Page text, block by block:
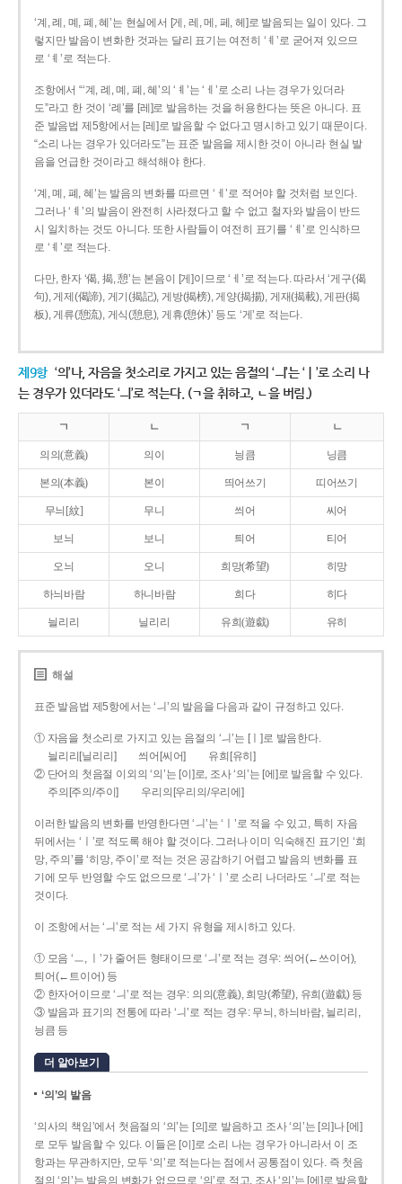
‘계, 례, 몌, 폐, 혜’는 현실에서 [게, 레, 메, 페, 헤]로 발음되는 일이 있다. 그
렇지만 발음이 변화한 것과는 달리 표기는 여전히 ‘ㅖ’로 굳어져 있으므
로 ‘ㅖ’로 적는다.
조항에서 “‘계, 례, 몌, 폐, 혜’의 ‘ㅖ’는 ‘ㅔ’로 소리 나는 경우가 있더라
도”라고 한 것이 ‘례’를 [레]로 발음하는 것을 허용한다는 뜻은 아니다. 표
준 발음법 제5항에서는 [레]로 발음할 수 없다고 명시하고 있기 때문이다.
“소리 나는 경우가 있더라도”는 표준 발음을 제시한 것이 아니라 현실 발
음을 언급한 것이라고 해석해야 한다.
‘계, 몌, 폐, 혜’는 발음의 변화를 따르면 ‘ㅔ’로 적어야 할 것처럼 보인다.
그러나 ‘ㅖ’의 발음이 완전히 사라졌다고 할 수 없고 철자와 발음이 반드
시 일치하는 것도 아니다. 또한 사람들이 여전히 표기를 ‘ㅖ’로 인식하므
로 ‘ㅖ’로 적는다.
다만, 한자 ‘偈, 揭, 憩’는 본음이 [게]이므로 ‘ㅔ’로 적는다. 따라서 ‘게구(偈
句), 게제(偈諦), 게기(揭記), 게방(揭榜), 게양(揭揚), 게재(揭載), 게판(揭
板), 게류(憩流), 게식(憩息), 게휴(憩休)’ 등도 ‘게’로 적는다.
제9항 ‘의’나, 자음을 첫소리로 가지고 있는 음절의 ‘ㅢ’는 ‘ㅣ’로 소리 나
는 경우가 있더라도 ‘ㅢ’로 적는다. (ㄱ을 취하고, ㄴ을 버림.)
ㄱ ㄴ ㄱ ㄴ
의의(意義) 의이 닁큼 닝큼
본의(本義) 본이 띄어쓰기 띠어쓰기
무늬[紋] 무니 씌어 씨어
보늬 보니 틔어 티어
오늬 오니 희망(希望) 히망
하늬바람 하니바람 희다 히다
늴리리 닐리리 유희(遊戱) 유히
해설
표준 발음법 제5항에서는 ‘ㅢ’의 발음을 다음과 같이 규정하고 있다.
① 자음을 첫소리로 가지고 있는 음절의 ‘ㅢ’는 [ㅣ]로 발음한다.
늴리리[닐리리]
씌어[씨어]
유희[유히]
② 단어의 첫음절 이외의 ‘의’는 [이]로, 조사 ‘의’는 [에]로 발음할 수 있다.
주의[주의/주이]
우리의[우리의/우리에]
이러한 발음의 변화를 반영한다면 ‘ㅢ’는 ‘ㅣ’로 적을 수 있고, 특히 자음
뒤에서는 ‘ㅣ’로 적도록 해야 할 것이다. 그러나 이미 익숙해진 표기인 ‘희
망, 주의’를 ‘히망, 주이’로 적는 것은 공감하기 어렵고 발음의 변화를 표
기에 모두 반영할 수도 없으므로 ‘ㅢ’가 ‘ㅣ’로 소리 나더라도 ‘ㅢ’로 적는
것이다.
이 조항에서는 ‘ㅢ’로 적는 세 가지 유형을 제시하고 있다.
① 모음 ‘ㅡ, ㅣ’가 줄어든 형태이므로 ‘ㅢ’로 적는 경우: 씌어(←쓰이어),
틔어(←트이어) 등
② 한자어이므로 ‘ㅢ’로 적는 경우: 의의(意義), 희망(希望), 유희(遊戱) 등
③ 발음과 표기의 전통에 따라 ‘ㅢ’로 적는 경우: 무늬, 하늬바람, 늴리리,
닁큼 등
더 알아보기
‘의’의 발음
‘의사의 책임’에서 첫음절의 ‘의’는 [의]로 발음하고 조사 ‘의’는 [의]나 [에]
로 모두 발음할 수 있다. 이들은 [이]로 소리 나는 경우가 아니라서 이 조
항과는 무관하지만, 모두 ‘의’로 적는다는 점에서 공통점이 있다. 즉 첫음
절의 ‘의’는 발음의 변화가 없으므로 ‘의’로 적고, 조사 ‘의’는 [에]로 발음할